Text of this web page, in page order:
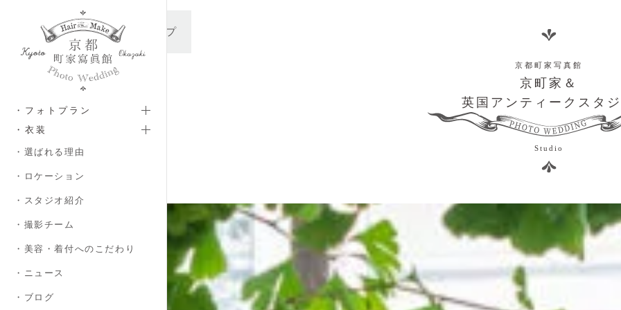
メインコンテンツへスキップ
・フォトプラン
・衣装
・選ばれる理由
・ロケーション
・スタジオ紹介
・撮影チーム
・美容・着付へのこだわり
・ニュース
・ブログ
京都町家写真館
京町家＆
英国アンティークスタ
Studio